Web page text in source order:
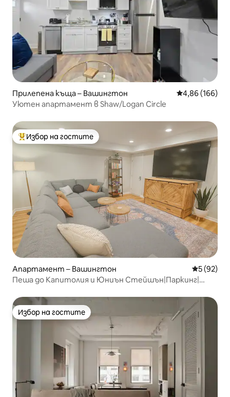
Прилепена къща – Вашингтон Средна
4,86 (166)
Уютен апартамент в Shaw/Logan Circle
Най-популярен избор на гостите
Избор на гостите
Апартамент – Вашингтон Средна
5 (92)
Пеша до Капитолия и Юниън Стейшън|Паркинг|
Избор на гостите
Избор на гостите